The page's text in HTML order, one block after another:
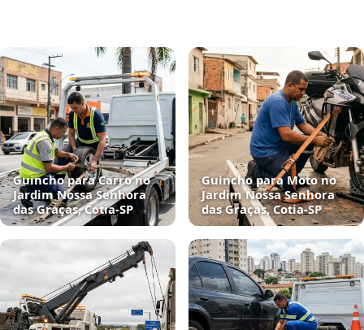
Guincho para Carro no
Jardim Nossa Senhora
das Graças, Cotia‑SP
Guincho para Moto no
Jardim Nossa Senhora
das Graças, Cotia‑SP